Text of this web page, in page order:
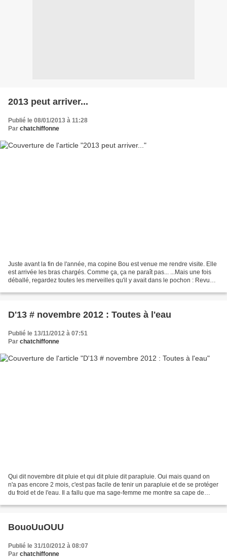
2013 peut arriver...
Publié le 08/01/2013 à 11:28
Par chatchiffonne
Juste avant la fin de l'année, ma copine Bou est venue me rendre visite. Elle
est arrivée les bras chargés. Comme ça, ça ne paraît pas... ...Mais une fois
déballé, regardez toutes les merveilles qu'il y avait dans le pochon : Revue
D'13 # novembre 2012 : Toutes à l'eau
Publié le 13/11/2012 à 07:51
Par chatchiffonne
Qui dit novembre dit pluie et qui dit pluie dit parapluie. Oui mais quand on
n'a pas encore 2 mois, c'est pas facile de tenir un parapluie et de se protéger
du froid et de l'eau. Il a fallu que ma sage-femme me montre sa cape de
BouoUuOUU
Publié le 31/10/2012 à 08:07
Par chatchiffonne